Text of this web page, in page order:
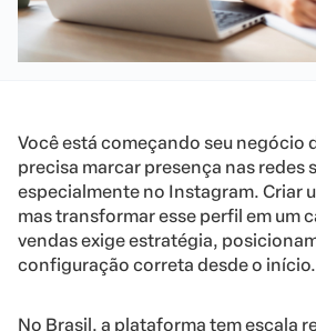
Você está começando seu negócio
precisa marcar presença nas redes
especialmente no Instagram. Criar
mas transformar esse perfil em um
vendas exige estratégia,
configuração correta desde o início.
No Brasil, a plataforma tem escala